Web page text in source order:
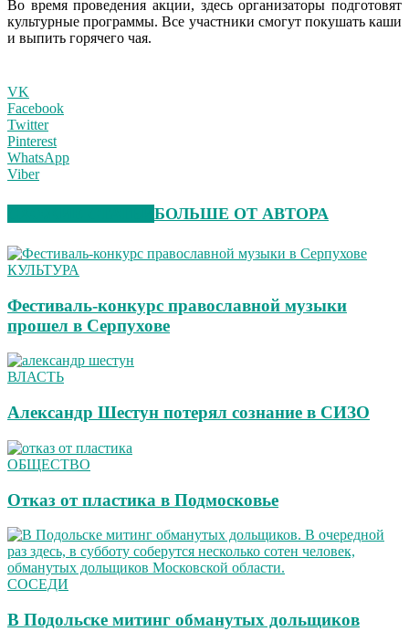
Во время проведения акции, здесь организаторы подготовят
культурные программы. Все участники смогут покушать каши
и выпить горячего чая.
VK
Facebook
Twitter
Pinterest
WhatsApp
Viber
БОЛЬШЕ ОТ АВТОРА
КУЛЬТУРА
Фестиваль-конкурс православной музыки
прошел в Серпухове
ВЛАСТЬ
Александр Шестун потерял сознание в СИЗО
ОБЩЕСТВО
Отказ от пластика в Подмосковье
СОСЕДИ
В Подольске митинг обманутых дольщиков